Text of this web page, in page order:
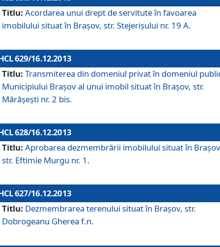
Titlu: Acordarea unui drept de servitute în favoarea
imobilului situat în Braşov, str. Stejerişului nr. 19 A.
629/16.12.2013
Titlu: Transmiterea din domeniul privat în domeniul
Municipiului Braşov al unui imobil situat în Braşov, str.
Mărăşeşti nr. 2 bis.
628/16.12.2013
Titlu: Aprobarea dezmembrării imobilului situat în
str. Eftimie Murgu nr. 1.
627/16.12.2013
Titlu: Dezmembrarea terenului situat în Braşov, str.
Dobrogeanu Gherea f.n.